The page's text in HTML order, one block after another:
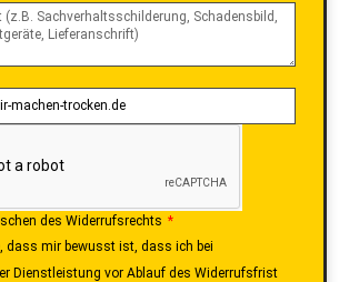
des Widerrufsrechts
dass mir bewusst ist, dass ich bei
Dienstleistung vor Ablauf des Widerrufsfrist